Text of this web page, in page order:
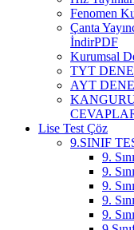
Fenomen
Çanta
İndirPDF
Kurumsal
TYT
AYT
Lise Test Çöz
9.SINIF
9.
9.
9.
9.
9.